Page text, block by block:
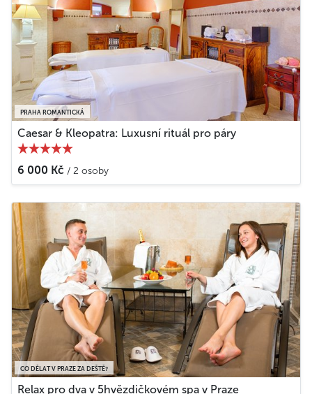
PRAHA ROMANTICKÁ
Caesar & Kleopatra: Luxusní rituál pro páry
6 000 Kč / 2 osoby
CO DĚLAT V PRAZE ZA DEŠTĚ?
Relax pro dva v 5hvězdičkovém spa v Praze